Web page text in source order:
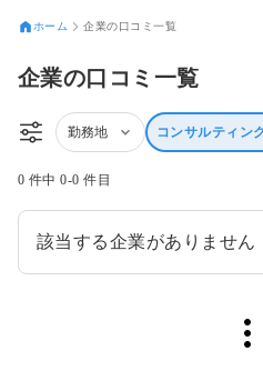
ホーム 企業の口コミ一覧
企業の口コミ一覧
勤務地 コンサルティン
0 件中 0-0 件目
該当する企業がありません